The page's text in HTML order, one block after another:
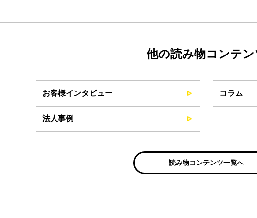
他の読み物コンテン
お客様インタビュー コラム
法人事例
読み物コンテンツ一覧へ